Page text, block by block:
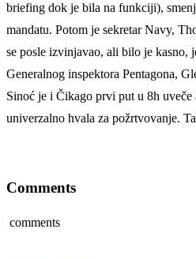
briefing dok je bila na funkciji),
mandatu. Potom je sekretar Navy,
se posle izvinjavao, ali bilo je kasno,
Generalnog inspektora Pentagona,
Sinoć je i Čikago prvi put u 8h uveče
univerzalno hvala za požrtvovanje.
Comments
comments